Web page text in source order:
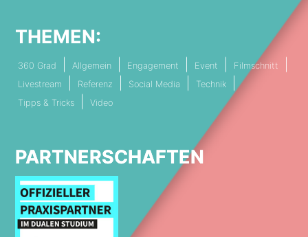
THEMEN:
360 Grad Allgemein Engagement Event
Filmschnitt
Livestream
Referenz Social Media
Technik
Tipps & Tricks
Video
PARTNERSCHAFTEN